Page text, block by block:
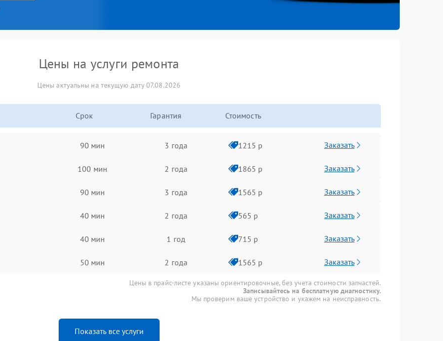
Цены на услуги ремонта
Цены актуальны на текущую дату 07.08.2026
Срок Гарантия Стоимость
90 мин 3 года 1215 р Заказать
100 мин 2 года 1865 р Заказать
90 мин 3 года 1565 р Заказать
40 мин 2 года 565 р Заказать
40 мин 1 год 715 р Заказать
50 мин 2 года 1565 р Заказать
Цены в прайс-листе указаны ориентировочные, без учета стоимости запчастей.
Записывайтесь на бесплатную диагностику.
Мы проверим ваше устройство и укажем на неисправность.
Показать все услуги